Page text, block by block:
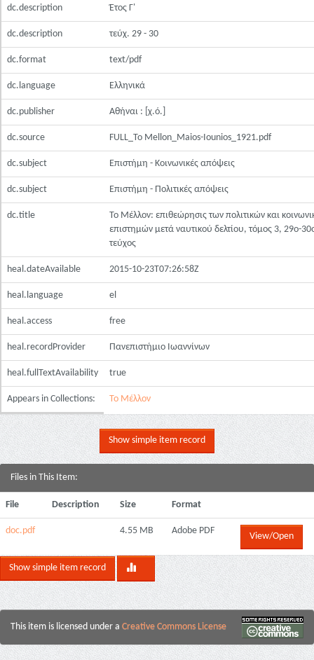
dc.description Έτος Γ'
dc.description τεύχ. 29 - 30
dc.format text/pdf
dc.language Ελληνικά
dc.publisher Αθήναι : [χ.ό.]
dc.source FULL_To Mellon_Maios-Iounios_1921.pdf
dc.subject Επιστήμη - Κοινωνικές απόψεις
dc.subject Επιστήμη - Πολιτικές απόψεις
dc.title
Το Μέλλον: επιθεώρησις των πολιτικών και
επιστημών μετά ναυτικού δελτίου, τόμος 3, 29ο-
τεύχος
heal.dateAvailable 2015-10-23T07:26:58Z
heal.language el
heal.access free
heal.recordProvider Πανεπιστήμιο Ιωαννίνων
heal.fullTextAvailability true
Appears in Collections: Το Μέλλον
Show simple item record
Files in This Item:
File Description Size Format
doc.pdf 4.55 MB Adobe PDF
View/Open
Show simple item record
This item is licensed under a Creative Commons License